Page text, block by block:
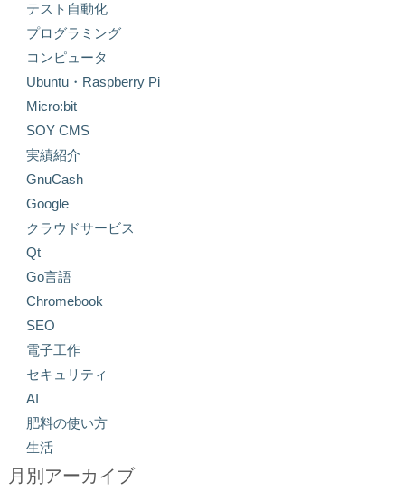
テスト自動化
プログラミング
コンピュータ
Ubuntu・Raspberry Pi
Micro:bit
SOY CMS
実績紹介
GnuCash
Google
クラウドサービス
Qt
Go言語
Chromebook
SEO
電子工作
セキュリティ
AI
肥料の使い方
生活
月別アーカイブ